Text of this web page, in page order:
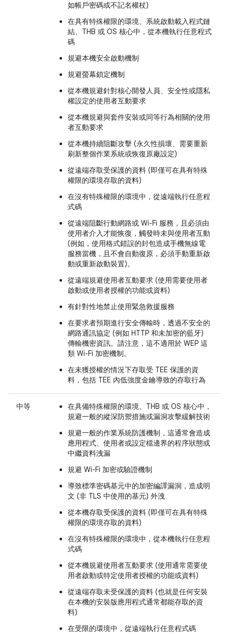
如帳戶密碼或不記名權杖)
在具有特殊權限的環境、系統啟動載入程式鏈
結、THB 或 OS 核心中，從本機執行任意程式
碼
規避本機安全啟動機制
規避螢幕鎖定機制
從本機規避針對核心開發人員、安全性或隱私
權設定的使用者互動要求
從本機規避與套件安裝或同等行為相關的使用
者互動要求
從本機持續阻斷攻擊 (永久性損壞、需要重新
刷新整個作業系統或恢復原廠設定)
從遠端存取受保護的資料 (即僅可在具有特殊
權限的環境存取的資料)
在沒有特殊權限的環境中，從遠端執行任意程
式碼
從遠端阻斷行動網路或 Wi-Fi 服務，且必須由
使用者介入才能恢復，觸發時未與使用者互動
(例如，使用格式錯誤的封包造成手機無線電
服務當機，且不會自動復原，必須手動重新啟
動或重新啟動裝置)。
從遠端規避使用者互動要求 (使用需要使用者
啟動或使用者授權的功能或資料)
有針對性地禁止使用緊急救援服務
在要求者預期進行安全傳輸時，透過不安全的
網路通訊協定 (例如 HTTP 和未加密的藍牙)
傳輸機密資訊。請注意，這不適用於 WEP 這
類 Wi-Fi 加密機制。
在未獲授權的情況下存取受 TEE 保護的資
料，包括 TEE 內低強度金鑰導致的存取行為
中等
在具備特殊權限的環境、THB 或 OS 核心中，
規避一般的縱深防禦措施或漏洞攻擊緩解技術
規避一般的作業系統防護機制，這通常會造成
應用程式、使用者或設定檔邊界的程序狀態或
中繼資料洩漏
規避 Wi-Fi 加密或驗證機制
導致標準密碼基元中的加密編譯漏洞，造成明
文 (非 TLS 中使用的基元) 外洩
從本機存取受保護的資料 (即僅可在具有特殊
權限的環境存取的資料)
在沒有特殊權限的環境中，從本機執行任意程
式碼
從本機規避使用者互動要求 (使用通常需要使
用者啟動或特定使用者授權的功能或資料)
從遠端存取未受保護的資料 (也就是任何安裝
在本機的安裝版應用程式通常都能存取的資
料)
在受限的環境中，從遠端執行任意程式碼